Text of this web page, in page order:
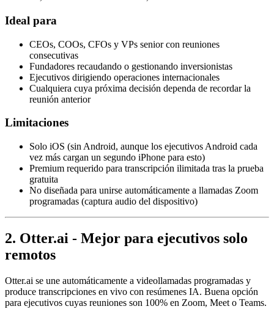
Ideal para
CEOs, COOs, CFOs y VPs senior con reuniones
consecutivas
Fundadores recaudando o gestionando inversionistas
Ejecutivos dirigiendo operaciones internacionales
Cualquiera cuya próxima decisión dependa de recordar la
reunión anterior
Limitaciones
Solo iOS (sin Android, aunque los ejecutivos Android cada
vez más cargan un segundo iPhone para esto)
Premium requerido para transcripción ilimitada tras la prueba
gratuita
No diseñada para unirse automáticamente a llamadas Zoom
programadas (captura audio del dispositivo)
2. Otter.ai - Mejor para ejecutivos solo
remotos
Otter.ai se une automáticamente a videollamadas programadas y
produce transcripciones en vivo con resúmenes IA. Buena opción
para ejecutivos cuyas reuniones son 100% en Zoom, Meet o Teams.